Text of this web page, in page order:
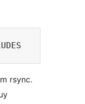
rsync.